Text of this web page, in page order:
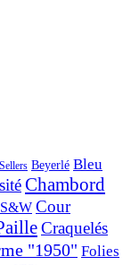
Beyerlé Bleu
Chambord
Cour
Craquelés
"1950" Folies